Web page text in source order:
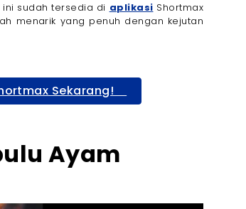
sudah tersedia di aplikasi Shortmax
menarik yang penuh dengan kejutan
Sekarang!
Ayam